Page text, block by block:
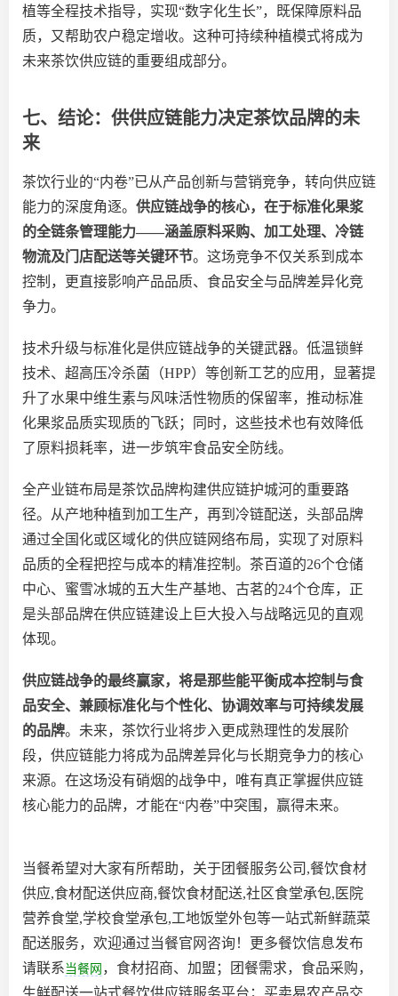
植等全程技术指导，实现“数字化生长”，既保障原料品
质，又帮助农户稳定增收。 这种可持续种植模式将成为
未来茶饮供应链的重要组成部分。
七、结论：供供应链能力决定茶饮品牌的未
来
茶饮行业的“内卷”已从产品创新与营销竞争，转向供应链
能力的深度角逐。 供应链战争的核心，在于标准化果浆
的全链条管理能力——涵盖原料采购、加工处理、冷链
物流及门店配送等关键环节。这场竞争不仅关系到成本
控制，更直接影响产品品质、食品安全与品牌差异化竞
争力。
技术升级与标准化是供应链战争的关键武器。低温锁鲜
技术、超高压冷杀菌（HPP）等创新工艺的应用，显著提
升了水果中维生素与风味活性物质的保留率，推动标准
化果浆品质实现质的飞跃；同时，这些技术也有效降低
了原料损耗率，进一步筑牢食品安全防线。
全产业链布局是茶饮品牌构建供应链护城河的重要路
径。从产地种植到加工生产，再到冷链配送，头部品牌
通过全国化或区域化的供应链网络布局，实现了对原料
品质的全程把控与成本的精准控制。茶百道的26个仓储
中心、蜜雪冰城的五大生产基地、古茗的24个仓库，正
是头部品牌在供应链建设上巨大投入与战略远见的直观
体现。
供应链战争的最终赢家，将是那些能平衡成本控制与食
品安全、兼顾标准化与个性化、协调效率与可持续发展
的品牌。未来，茶饮行业将步入更成熟理性的发展阶
段，供应链能力将成为品牌差异化与长期竞争力的核心
来源。在这场没有硝烟的战争中，唯有真正掌握供应链
核心能力的品牌，才能在“内卷”中突围，赢得未来。
当餐希望对大家有所帮助，关于团餐服务公司,餐饮食材
供应,食材配送供应商,餐饮食材配送,社区食堂承包,医院
营养食堂,学校食堂承包,工地饭堂外包等一站式新鲜蔬菜
配送服务，欢迎通过当餐官网咨询！更多餐饮信息发布
请联系当餐网 ，食材招商、加盟；团餐需求，食品采购，